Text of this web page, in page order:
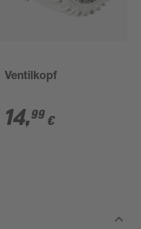
Ventilkopf
14,99 €